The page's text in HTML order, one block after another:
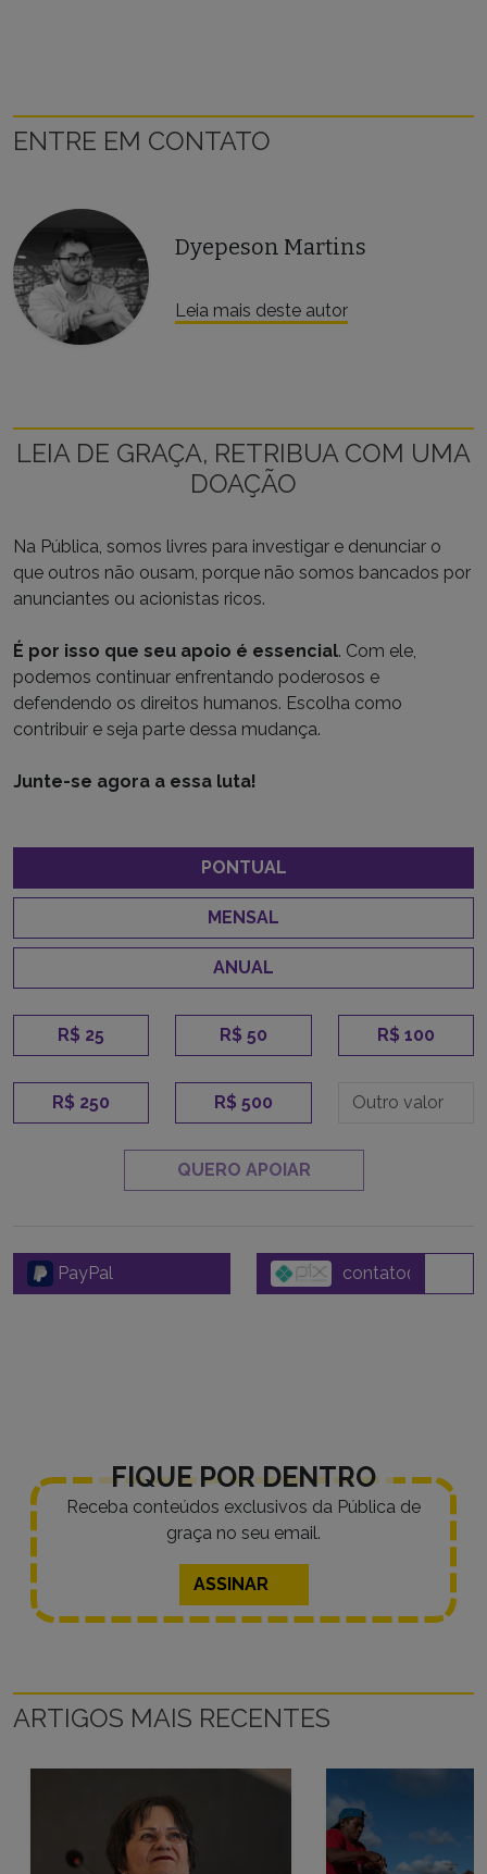
ENTRE EM CONTATO
Dyepeson Martins
Leia mais deste autor
LEIA DE GRAÇA, RETRIBUA COM UMA
DOAÇÃO
Na Pública, somos livres para investigar e denunciar o
que outros não ousam, porque não somos bancados por
anunciantes ou acionistas ricos.
É por isso que seu apoio é essencial. Com ele,
podemos continuar enfrentando poderosos e
defendendo os direitos humanos. Escolha como
contribuir e seja parte dessa mudança.
Junte-se agora a essa luta!
PONTUAL
MENSAL
ANUAL
R$ 25 R$ 50 R$ 100
R$ 250 R$ 500
QUERO APOIAR
PayPal
FIQUE POR DENTRO
Receba conteúdos exclusivos da Pública de
graça no seu email.
ASSINAR
ARTIGOS MAIS RECENTES